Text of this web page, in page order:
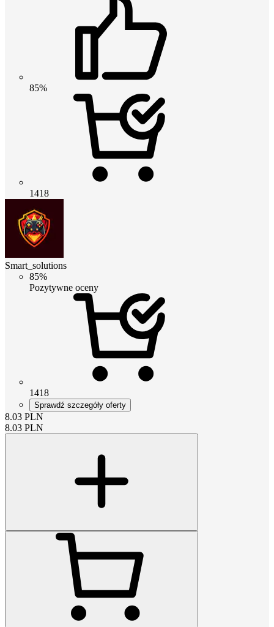
85%
1418
Smart_solutions
85%
Pozytywne oceny
1418
Sprawdź szczegóły oferty
8.03 PLN
8.03 PLN